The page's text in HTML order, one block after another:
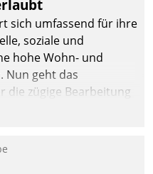
sich umfassend für ihre
soziale und
hohe Wohn- und
Nun geht das
die zügige Bearbeitung
richtet das
einen eigenen Kanal